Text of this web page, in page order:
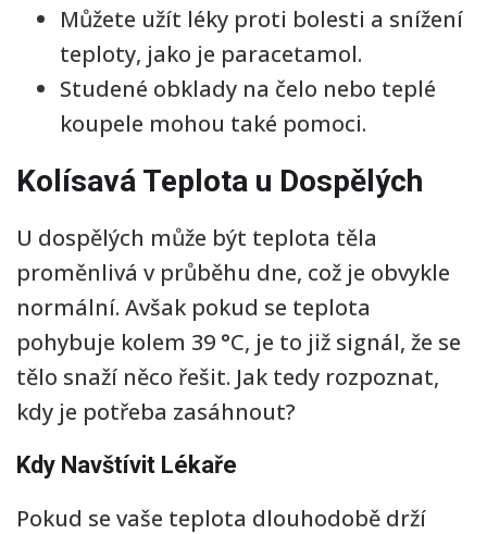
Můžete užít léky proti bolesti a snížení
teploty, jako je paracetamol.
Studené obklady na čelo nebo teplé
koupele mohou také pomoci.
Kolísavá Teplota u Dospělých
U dospělých může být teplota těla
proměnlivá v průběhu dne, což je obvykle
normální. Avšak pokud se teplota
pohybuje kolem 39 °C, je to již signál, že se
tělo snaží něco řešit. Jak tedy rozpoznat,
kdy je potřeba zasáhnout?
Kdy Navštívit Lékaře
Pokud se vaše teplota dlouhodobě drží